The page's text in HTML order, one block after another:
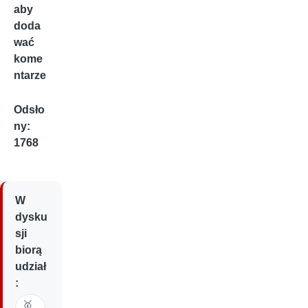
aby
doda
wać
kome
ntarze
Odsło
ny:
1768
W
dysku
sji
biorą
udział
:
🥇